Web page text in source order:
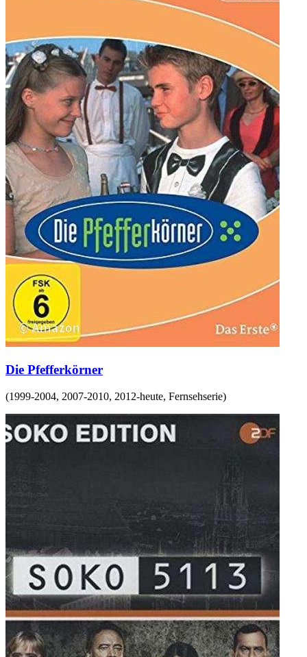
Die Pfefferkörner
(1999-2004, 2007-2010, 2012-heute, Fernsehserie)